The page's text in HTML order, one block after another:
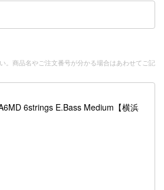
。商品名やご注文番号が分かる場合はあわせてご記